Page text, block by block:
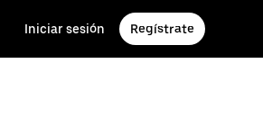
Iniciar sesión Regístrate